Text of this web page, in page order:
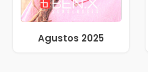
Agustos 2025